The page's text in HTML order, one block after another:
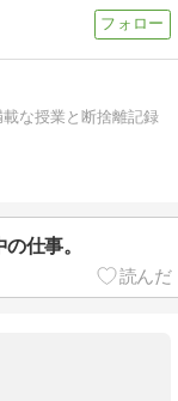
な授業と断捨離記録
仕事。